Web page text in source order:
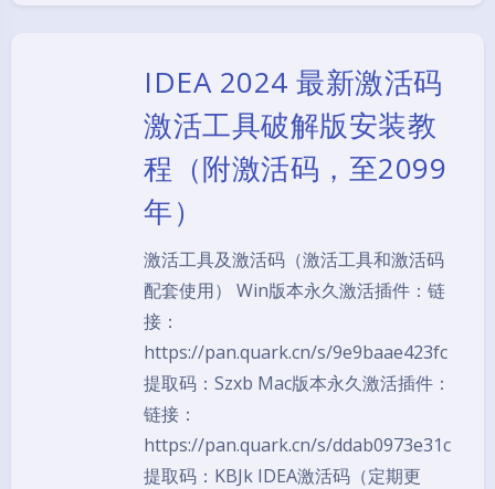
IDEA 2024 最新激活码
激活工具破解版安装教
程（附激活码，至2099
年）
激活工具及激活码（激活工具和激活码
配套使用） Win版本永久激活插件：链
接：
https://pan.quark.cn/s/9e9baae423fc
提取码：Szxb Mac版本永久激活插件：
链接：
https://pan.quark.cn/s/ddab0973e31c
提取码：KBJk IDEA激活码（定期更